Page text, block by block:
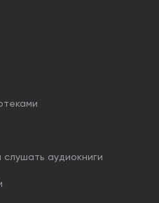
слушать аудиокниги